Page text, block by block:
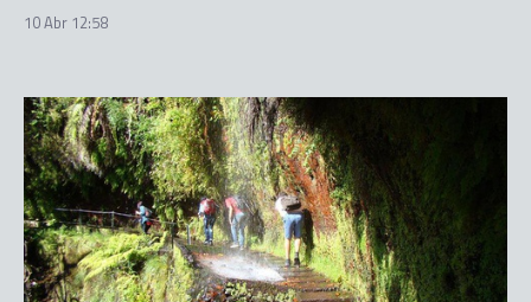
10 Abr 12:58